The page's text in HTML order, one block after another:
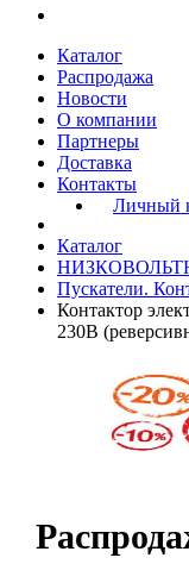
Каталог
Распродажа
Новости
О компании
Партнеры
Доставка
Контакты
Личный
Каталог
Пускатели.
Контактор
230В